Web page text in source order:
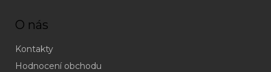
O nás
Kontakty
Hodnocení obchodu